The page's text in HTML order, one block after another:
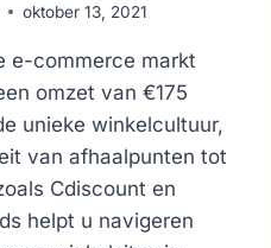
oktober 13, 2021
e-commerce markt
omzet van €175
unieke winkelcultuur,
van afhaalpunten tot
Cdiscount en
helpt u navigeren